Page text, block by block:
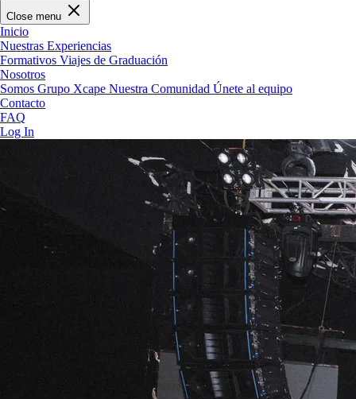
Close menu
Inicio
Nuestras Experiencias
Formativos Viajes de Graduación
Nosotros
Somos Grupo Xcape Nuestra Comunidad Únete al equipo
Contacto
FAQ
Log In